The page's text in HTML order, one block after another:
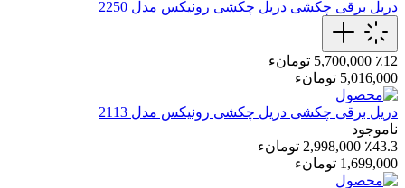
دریل برقی چکشی دریل چکشی رونیکس مدل 2250
٪12 5,700,000 تومانء
5,016,000 تومانء
دریل برقی چکشی دریل چکشی رونیکس مدل 2113
ناموجود
٪43.3 2,998,000 تومانء
1,699,000 تومانء